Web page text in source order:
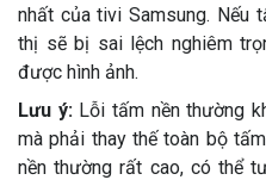
nhất của tivi Samsung. Nếu
thị sẽ bị sai lệch nghiêm
được hình ảnh.
Lưu ý: Lỗi tấm nền thường
mà phải thay thế toàn bộ
nền thường rất cao, có thể